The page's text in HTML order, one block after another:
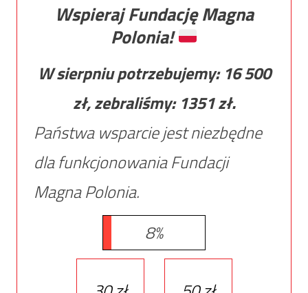
Wspieraj Fundację Magna
Polonia!
W sierpniu potrzebujemy: 16 500
zł, zebraliśmy: 1351zł.
Państwa wsparcie jest niezbędne
dla funkcjonowania Fundacji
Magna Polonia.
8%